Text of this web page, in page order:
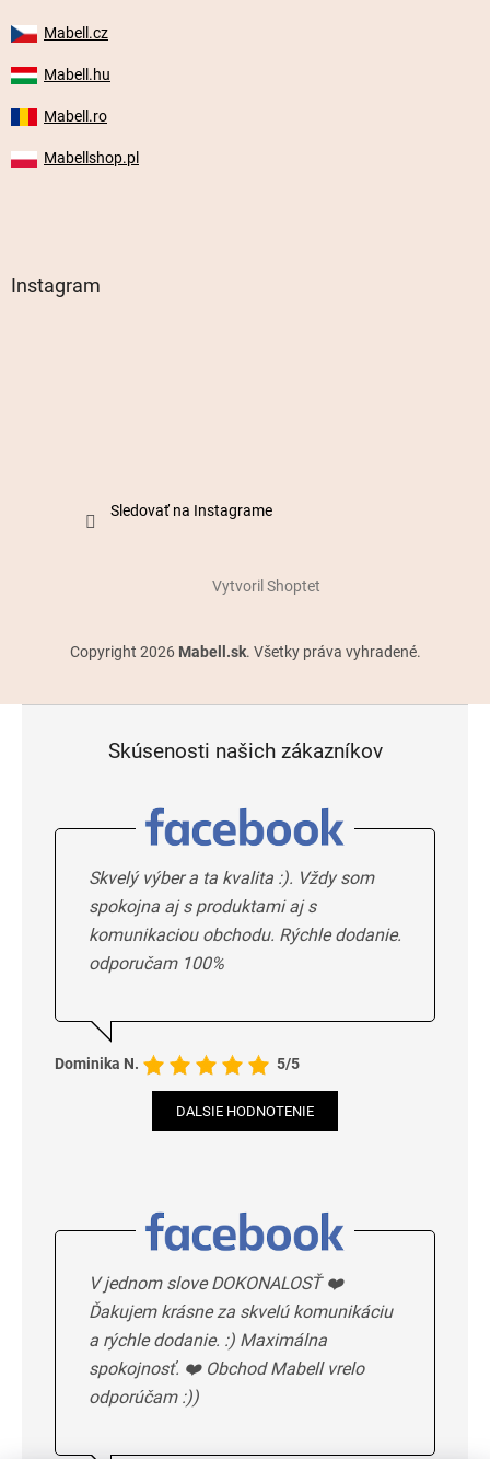
Mabell.cz
Mabell.hu
Mabell.ro
Mabellshop.pl
Instagram
Sledovať na Instagrame
Vytvoril Shoptet
Copyright 2026 Mabell.sk. Všetky práva vyhradené.
Skúsenosti našich zákazníkov
Skvelý výber a ta kvalita :). Vždy som
spokojna aj s produktami aj s
komunikaciou obchodu. Rýchle dodanie.
odporučam 100%
Dominika N. 5/5
DALSIE HODNOTENIE
V jednom slove DOKONALOSŤ ❤️
Ďakujem krásne za skvelú komunikáciu
a rýchle dodanie. :) Maximálna
spokojnosť. ❤️ Obchod Mabell vrelo
odporúčam :))